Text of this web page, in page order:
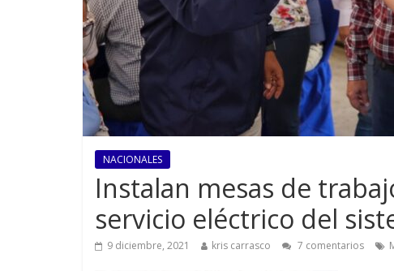
NACIONALES
Instalan mesas de
servicio eléctrico del
9 diciembre, 2021 kris carrasco 7 comentarios